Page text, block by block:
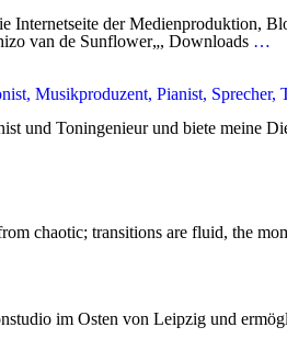
Internetseite der Medienproduktion,
van de Sunflower„, Downloads …
Musikproduzent, Pianist,
und Toningenieur und biete meine
chaotic; transitions are fluid, the
im Osten von Leipzig und